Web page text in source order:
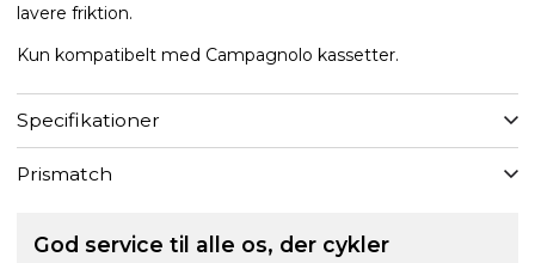
lavere friktion.
Kun kompatibelt med Campagnolo kassetter.
Specifikationer
Prismatch
God service til alle os, der cykler